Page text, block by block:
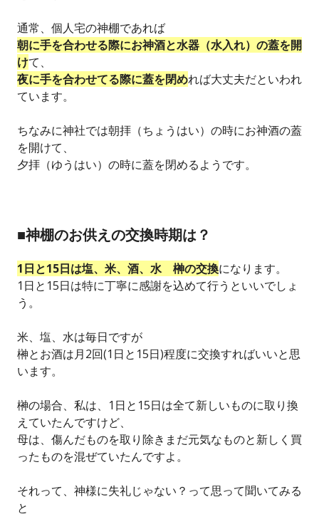
通常、個人宅の神棚であれば
朝に手を合わせる際にお神酒と水器（水入れ）の蓋を開
けて、
夜に手を合わせてる際に蓋を閉めれば大丈夫だといわれ
ています。
ちなみに神社では朝拝（ちょうはい）の時にお神酒の蓋
を開けて、
夕拝（ゆうはい）の時に蓋を閉めるようです。
■神棚のお供えの交換時期は？
1日と15日は塩、米、酒、水 榊の交換になります。
1日と15日は特に丁寧に感謝を込めて行うといいでしょ
う。
米、塩、水は毎日ですが
榊とお酒は月2回(1日と15日)程度に交換すればいいと思
います。
榊の場合、私は、1日と15日は全て新しいものに取り換
えていたんですけど、
母は、傷んだものを取り除きまだ元気なものと新しく買
ったものを混ぜていたんですよ。
それって、神様に失礼じゃない？って思って聞いてみる
と